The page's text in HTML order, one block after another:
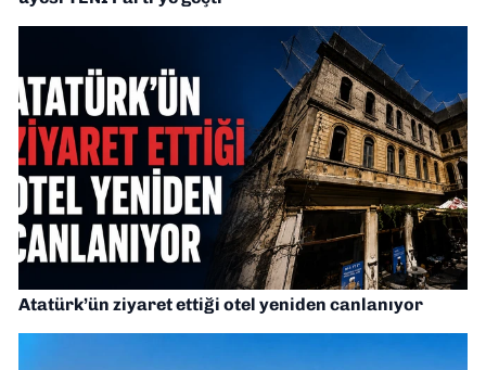
Atatürk’ün ziyaret ettiği otel yeniden canlanıyor